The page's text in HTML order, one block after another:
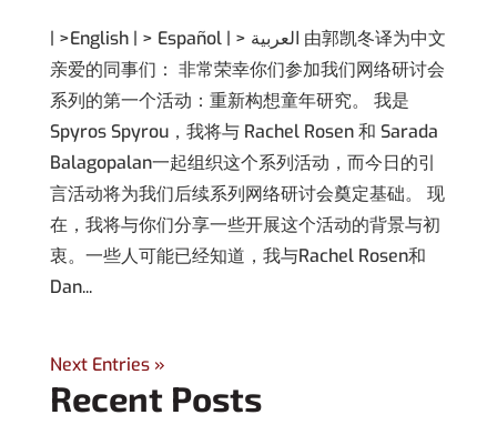
| >English | > Español | > العربية 由郭凯冬译为中文
亲爱的同事们： 非常荣幸你们参加我们网络研讨会
系列的第一个活动：重新构想童年研究。 我是
Spyros Spyrou，我将与 Rachel Rosen 和 Sarada
Balagopalan一起组织这个系列活动，而今日的引
言活动将为我们后续系列网络研讨会奠定基础。 现
在，我将与你们分享一些开展这个活动的背景与初
衷。一些人可能已经知道，我与Rachel Rosen和
Dan...
Next Entries »
Recent Posts